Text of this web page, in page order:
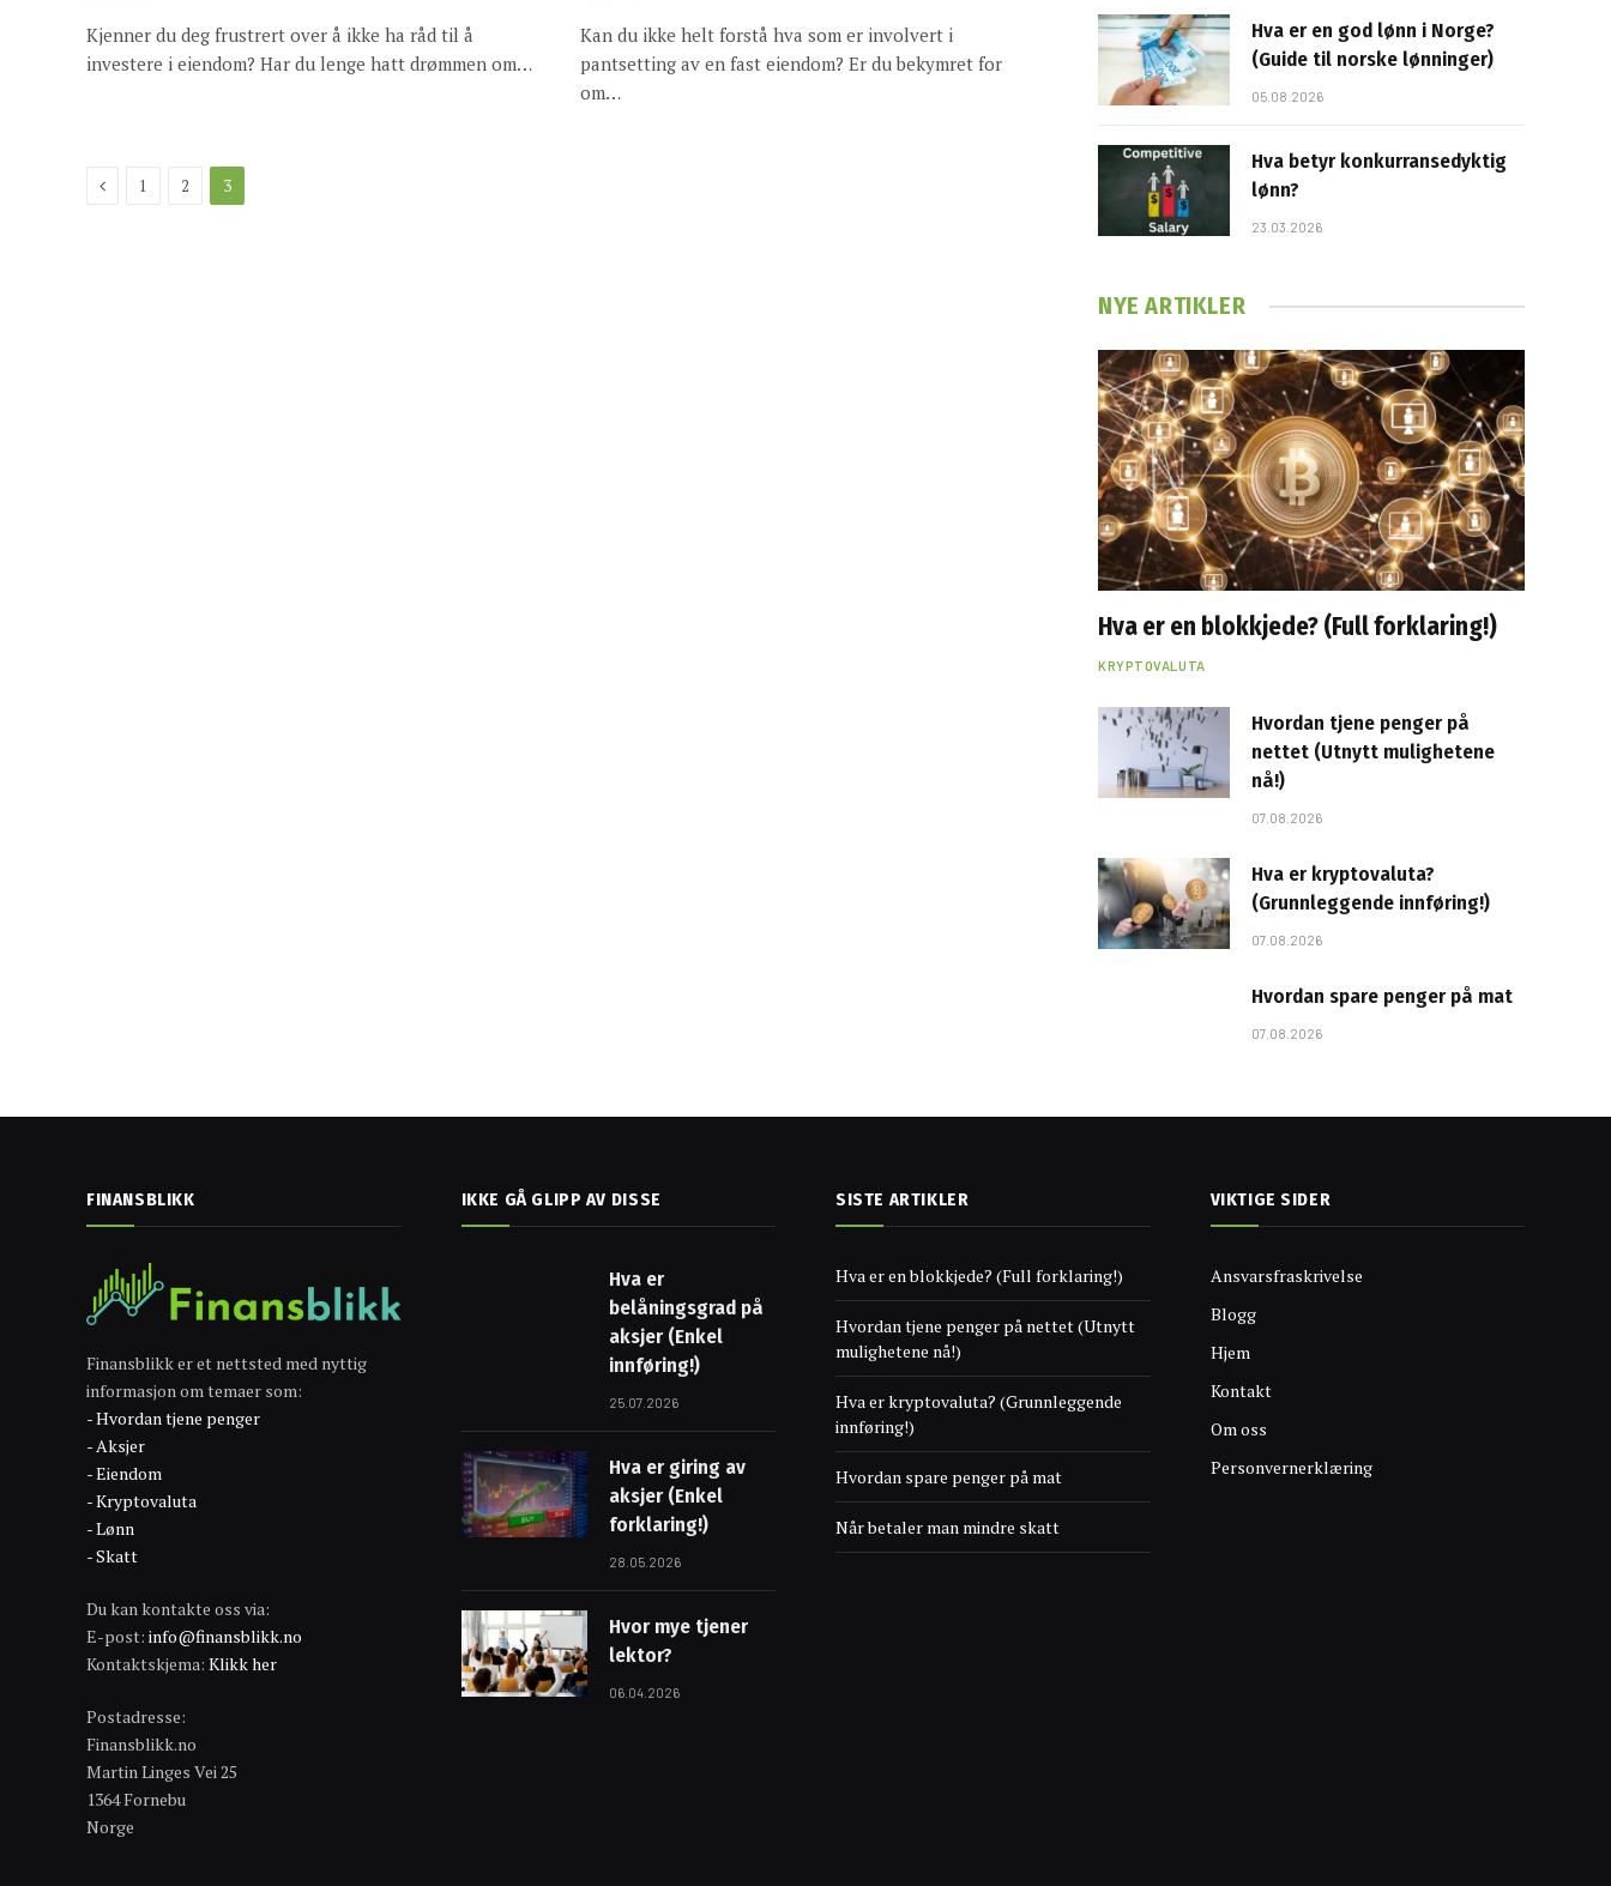
Kjenner du deg frustrert over å ikke ha råd til å
investere i eiendom? Har du lenge hatt drømmen om…
Kan du ikke helt forstå hva som er involvert i
pantsetting av en fast eiendom? Er du bekymret for
om…
Previous
1 2 3
Hva er en god lønn i Norge?
(Guide til norske lønninger)
05.08.2026
Hva betyr konkurransedyktig
lønn?
23.03.2026
NYE ARTIKLER
Hva er en blokkjede? (Full forklaring!)
KRYPTOVALUTA
Hvordan tjene penger på
nettet (Utnytt mulighetene
nå!)
07.08.2026
Hva er kryptovaluta?
(Grunnleggende innføring!)
07.08.2026
Hvordan spare penger på mat
07.08.2026
FINANSBLIKK
Finansblikk er et nettsted med nyttig
informasjon om temaer som:
- Hvordan tjene penger
- Aksjer
- Eiendom
- Kryptovaluta
- Lønn
- Skatt
Du kan kontakte oss via:
E-post: info@finansblikk.no
Kontaktskjema: Klikk her
Postadresse:
Finansblikk.no
Martin Linges Vei 25
1364 Fornebu
Norge
IKKE GÅ GLIPP AV DISSE
Hva er
belåningsgrad på
aksjer (Enkel
innføring!)
25.07.2026
Hva er giring av
aksjer (Enkel
forklaring!)
28.05.2026
Hvor mye tjener
lektor?
06.04.2026
SISTE ARTIKLER
Hva er en blokkjede? (Full forklaring!)
Hvordan tjene penger på nettet (Utnytt
mulighetene nå!)
Hva er kryptovaluta? (Grunnleggende
innføring!)
Hvordan spare penger på mat
Når betaler man mindre skatt
VIKTIGE SIDER
Ansvarsfraskrivelse
Blogg
Hjem
Kontakt
Om oss
Personvernerklæring